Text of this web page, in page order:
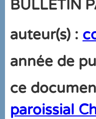
BULLETIN
auteur(s) :
année de
ce
paroissial